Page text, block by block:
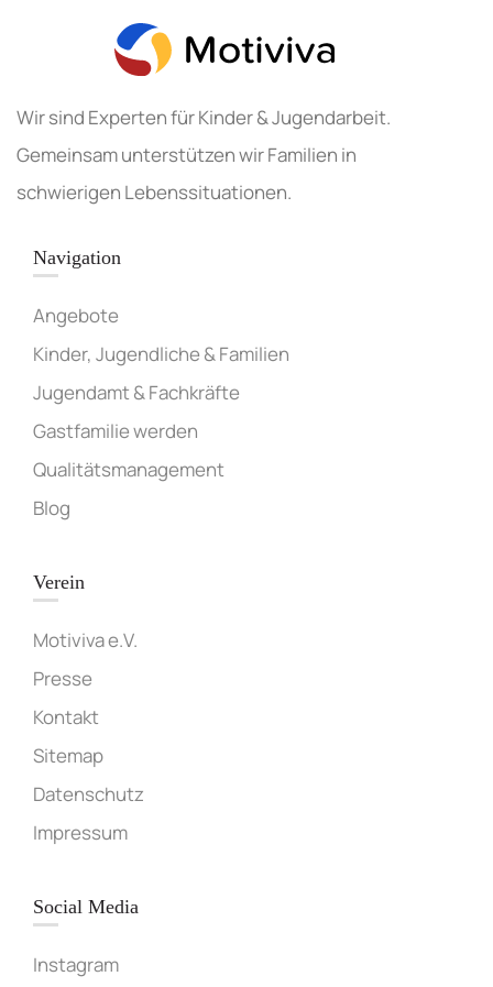
Wir sind Experten für Kinder & Jugendarbeit.
Gemeinsam unterstützen wir Familien in
schwierigen Lebenssituationen.
Navigation
Angebote
Kinder, Jugendliche & Familien
Jugendamt & Fachkräfte
Gastfamilie werden
Qualitätsmanagement
Blog
Verein
Motiviva e.V.
Presse
Kontakt
Sitemap
Datenschutz
Impressum
Social Media
Instagram